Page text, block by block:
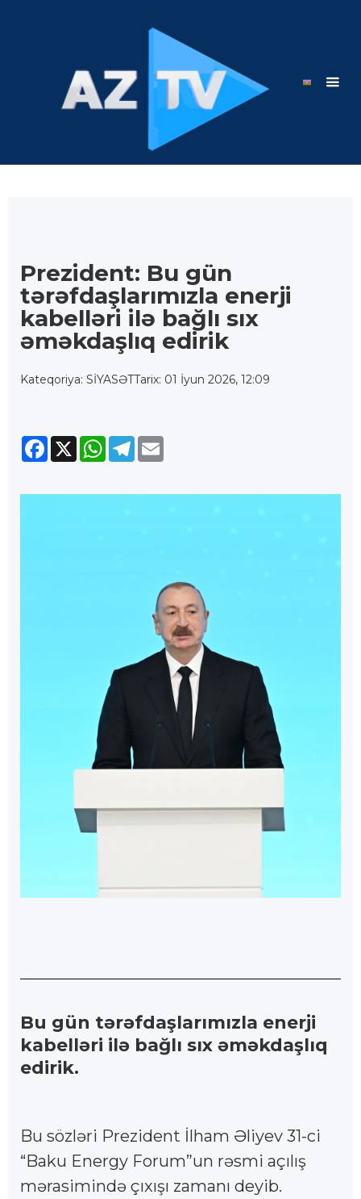
Prezident: Bu gün
tərəfdaşlarımızla enerji
kabelləri ilə bağlı sıx
əməkdaşlıq edirik
Kateqoriya: SİYASƏTTarix: 01 İyun 2026, 12:09
Facebook
X WhatsApp
Telegram
Bu gün tərəfdaşlarımızla enerji
kabelləri ilə bağlı sıx əməkdaşlıq
edirik.
Bu sözləri Prezident İlham Əliyev 31-ci
“Baku Energy Forum”un rəsmi açılış
mərasimində çıxışı zamanı deyib.